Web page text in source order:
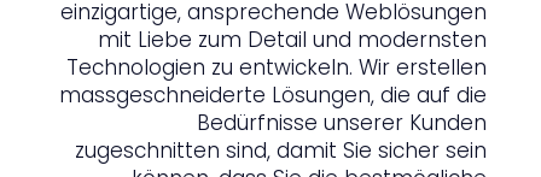
einzigartige, ansprechende Weblösungen
mit Liebe zum Detail und modernsten
Technologien zu entwickeln. Wir erstellen
massgeschneiderte Lösungen, die auf die
Bedürfnisse unserer Kunden
zugeschnitten sind, damit Sie sicher sein